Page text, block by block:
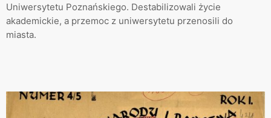
Uniwersytetu Poznańskiego. Destabilizowali życie
akademickie, a przemoc z uniwersytetu przenosili do
miasta.